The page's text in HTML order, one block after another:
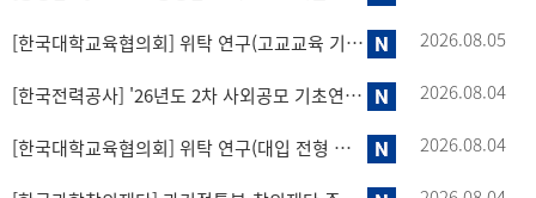
[한국대학교육협의회] 위탁 연구(고교교육 기여대학 지원사업 성과분석 연구) 공모 안내 2026.08.05
[한국전력공사] '26년도 2차 사외공모 기초연구 수행기관 모집 2026.08.04
[한국대학교육협의회] 위탁 연구(대입 전형 결과와 평가기준 시각화 및 정보 공개 표준안 개발 연구) 공모 안내 2026.08.04